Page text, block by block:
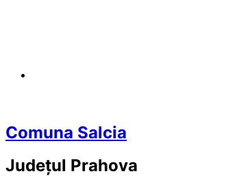
Comuna Salcia
Județul Prahova